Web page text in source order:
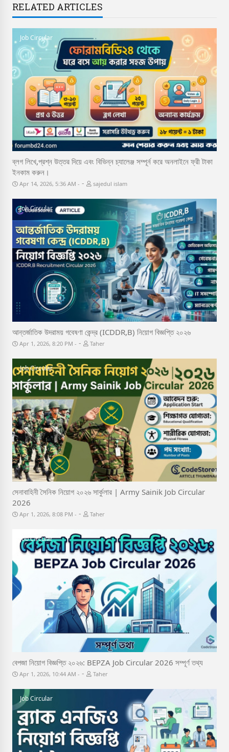
RELATED ARTICLES
Job Circular
ব্লগ লিখে,প্রশ্ন উত্তর দিয়ে এবং বিভিন্ন চ্যালেঞ্জ সম্পূর্ন করে অনলাইনে ফ্রী টাকা
ইনকাম করুন।
Apr 14, 2026, 5:36 AM - sajedul islam
Job Circular
আন্তর্জাতিক উদরাময় গবেষণা কেন্দ্র (ICDDR,B) নিয়োগ বিজ্ঞপ্তি ২০২৬
Apr 1, 2026, 8:20 PM - Taher
Job Circular
সেনাবাহিনী সৈনিক নিয়োগ ২০২৬ সার্কুলার | Army Sainik Job Circular
2026
Apr 1, 2026, 8:08 PM - Taher
Job Circular
বেপজা নিয়োগ বিজ্ঞপ্তি ২০২৬: BEPZA Job Circular 2026 সম্পূর্ণ তথ্য
Apr 1, 2026, 10:44 AM - Taher
Job Circular